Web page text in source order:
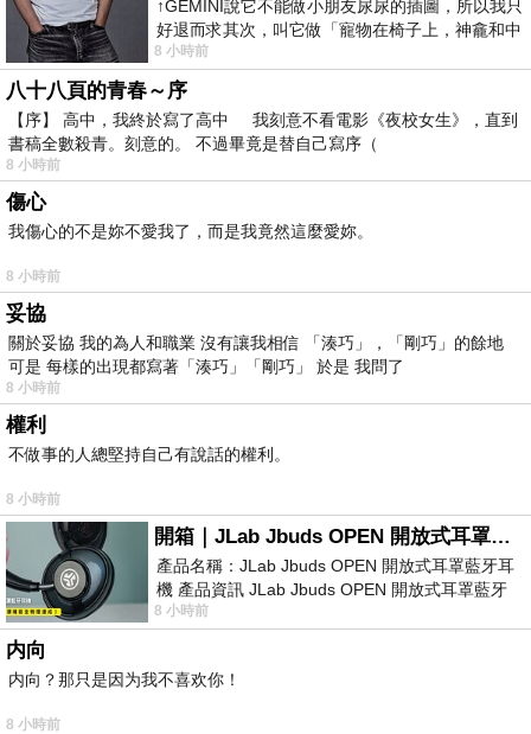
↑GEMINI說它不能做小朋友尿尿的插圖，所以我只
好退而求其次，叫它做「寵物在椅子上，神龕和中
年人臉孔」的畫了。 六月底
8 小時前
八十八頁的青春～序
【序】 高中，我終於寫了高中 我刻意不看電影《夜校女生》，直到
書稿全數殺青。刻意的。 不過畢竟是替自己寫序（
8 小時前
傷心
我傷心的不是妳不愛我了，而是我竟然這麼愛妳。
8 小時前
妥協
關於妥協 我的為人和職業 沒有讓我相信 「湊巧」，「剛巧」的餘地
可是 每樣的出現都寫著「湊巧」「剛巧」 於是 我問了
8 小時前
權利
不做事的人總堅持自己有說話的權利。
8 小時前
開箱｜JLab Jbuds OPEN 開放式耳罩藍牙耳機 - 設計美學，輕巧、透氣、環境音全物理達成！
產品名稱：JLab Jbuds OPEN 開放式耳罩藍牙耳
機 產品資訊 JLab Jbuds OPEN 開放式耳罩藍牙
耳機評語：非常有特色，值得喜愛美型工
8 小時前
内向
内向？那只是因为我不喜欢你！
8 小時前